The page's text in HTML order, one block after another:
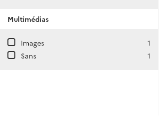
Multimédias
Images
1
Sans
1